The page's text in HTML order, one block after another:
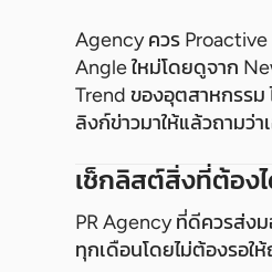
Agency ควร
Angle ใหม่โดยดูจาก
Trend ของอุตสาหกรรม
ลิงก์ข่าวมาให้แล้วถามว่าเ
เช็กลิสต์สิ่งที่ต้อง
PR Agency ที่ดีควรส่ง
ทุกเดือนโดยไม่ต้องรอให้